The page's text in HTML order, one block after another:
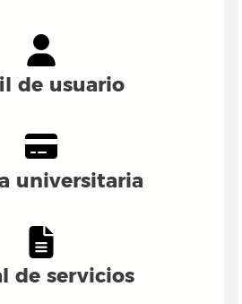
de usuario
universitaria
de servicios